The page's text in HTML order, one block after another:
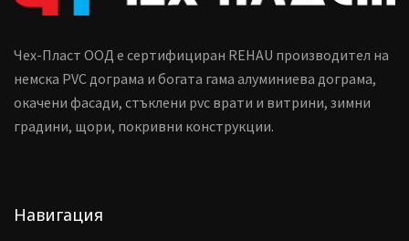
Чех-Пласт ООД е сертифициран REHAU производител на
немска PVC дограма и богата гама алуминиева дограма,
окачени фасади, стъклени pvc врати и витрини, зимни
градини, щори, покривни конструкции.
Навигация